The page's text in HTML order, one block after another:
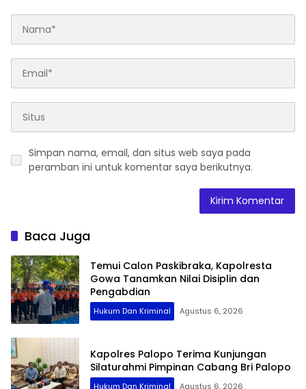
Simpan nama, email, dan situs web saya pada
peramban ini untuk komentar saya berikutnya.
Baca Juga
Temui Calon Paskibraka, Kapolresta
Gowa Tanamkan Nilai Disiplin dan
Pengabdian
Hukum Dan Kriminal Agustus 6, 2026
Kapolres Palopo Terima Kunjungan
Silaturahmi Pimpinan Cabang Bri Palopo
Hukum Dan Kriminal Agustus 6, 2026